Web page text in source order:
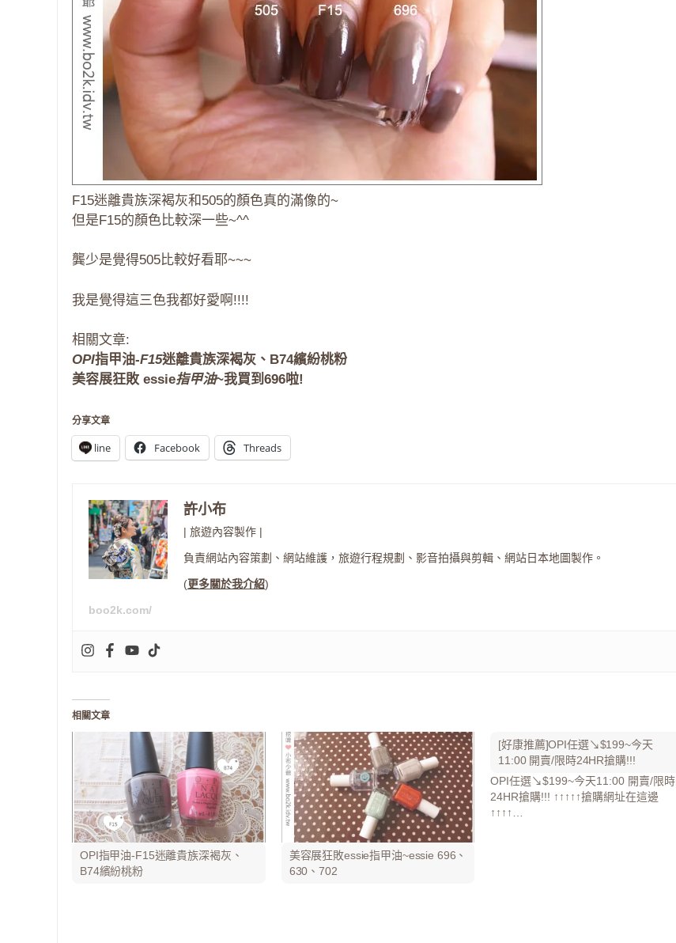
F15迷離貴族深褐灰和505的顏色真的滿像的~
但是F15的顏色比較深一些~^^
龔少是覺得505比較好看耶~~~
我是覺得這三色我都好愛啊!!!!
相關文章:
OPI指甲油-F15迷離貴族深褐灰、B74繽紛桃粉
美容展狂敗 essie指甲油~我買到696啦!
分享文章
line Facebook Threads
許小布
| 旅遊內容製作 |
負責網站內容策劃、網站維護，旅遊行程規劃、影音拍攝與剪輯、網站日本地圖製作。
(更多關於我介紹)
boo2k.com/
相關文章
OPI指甲油-F15迷離貴族深褐灰、
B74繽紛桃粉
美容展狂敗essie指甲油~essie 696、
630、702
[好康推薦]OPI任選↘$199~今天
11:00 開賣/限時24HR搶購!!!
OPI任選↘$199~今天11:00 開賣/限時
24HR搶購!!! ↑↑↑↑↑搶購網址在這邊
↑↑↑↑…